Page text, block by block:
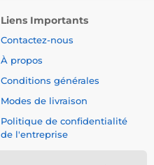
Liens Importants
Contactez-nous
À propos
Conditions générales
Modes de livraison
Politique de confidentialité
de l'entreprise